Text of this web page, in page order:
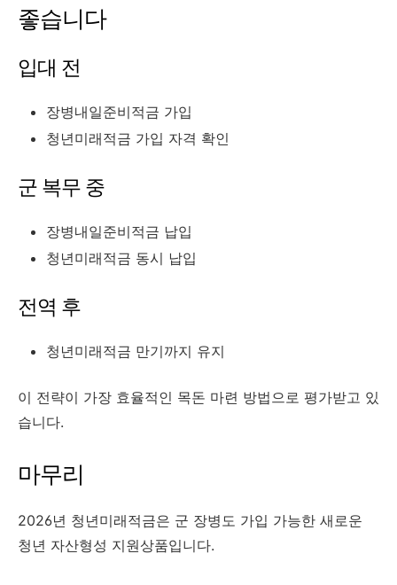
좋습니다
입대 전
장병내일준비적금 가입
청년미래적금 가입 자격 확인
군 복무 중
장병내일준비적금 납입
청년미래적금 동시 납입
전역 후
청년미래적금 만기까지 유지
이 전략이 가장 효율적인 목돈 마련 방법으로 평가받고 있
습니다.
마무리
2026년 청년미래적금은 군 장병도 가입 가능한 새로운
청년 자산형성 지원상품입니다.